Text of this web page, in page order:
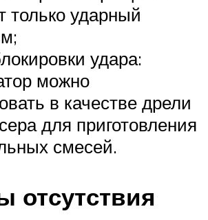
только ударный
удара:
можно
в качестве дрели
для приготовления
смесей.
отсутствия